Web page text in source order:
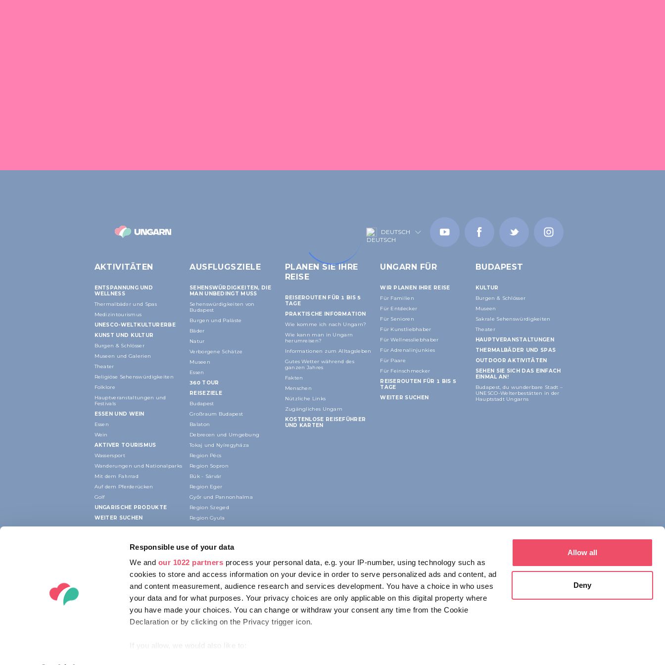
Responsible use of your data
We and our 1022 partners process your personal data, e.g. your IP-number, using technology such as
cookies to store and access information on your device in order to serve personalized ads and content, ad
and content measurement, audience research and services development. You have a choice in who uses
your data and for what purposes. Your privacy choices are only applicable on this digital property where
you have made your choices. You can change or withdraw your consent any time from the Cookie
Declaration or by clicking on the Privacy trigger icon.
If you allow, we would also like to:
Allow all
Deny
DEUTSCH
AKTIVITÄTEN
ENTSPANNUNG UND
WELLNESS
Thermalbäder und Spas
Medizintourismus
UNESCO-WELTKULTURERBE
KUNST UND KULTUR
Burgen & Schlösser
Museen und Galerien
Theater
Religiöse Sehenswürdigkeiten
Folklore
Hauptveranstaltungen und
Festivals
ESSEN UND WEIN
Essen
Wein
AKTIVER TOURISMUS
Wassersport
Wanderungen und Nationalparks
Mit dem Fahrrad
Auf dem Pferderücken
Golf
UNGARISCHE PRODUKTE
WEITER SUCHEN
AUSFLUGSZIELE
SEHENSWÜRDIGKEITEN, DIE
MAN UNBEDINGT MUSS
Sehenswürdigkeiten von
Budapest
Burgen und Paläste
Bäder
Natur
Verborgene Schätze
Museen
Essen
360 TOUR
REISEZIELE
Budapest
Großraum Budapest
Balaton
Debrecen und Umgebung
Tokaj und Nyíregyháza
Region Pécs
Region Sopron
Bük - Sárvár
Region Eger
Győr und Pannonhalma
Region Szeged
Region Gyula
PLANEN SIE IHRE
REISE
REISEROUTEN FÜR 1 BIS 5
TAGE
PRAKTISCHE INFORMATION
Wie komme ich nach Ungarn?
Wie kann man in Ungarn
herumreisen?
Informationen zum Alltagsleben
Gutes Wetter während des
ganzen Jahres
Fakten
Menschen
Nützliche Links
Zugängliches Ungarn
KOSTENLOSE REISEFÜHRER
UND KARTEN
UNGARN FÜR
WIR PLANEN IHRE REISE
Für Familien
Für Entdecker
Für Senioren
Für Kunstliebhaber
Für Wellnessliebhaber
Für Adrenalinjunkies
Für Paare
Für Feinschmecker
REISEROUTEN FÜR 1 BIS 5
TAGE
WEITER SUCHEN
BUDAPEST
KULTUR
Burgen & Schlösser
Museen
Sakrale Sehenswürdigkeiten
Theater
HAUPTVERANSTALTUNGEN
THERMALBÄDER UND SPAS
OUTDOOR AKTIVITÄTEN
SEHEN SIE SICH DAS EINFACH
EINMAL AN!
Budapest, du wunderbare Stadt –
UNESCO-Welterbestätten in der
Hauptstadt Ungarns
KONTAKT
Alkotás utca 19